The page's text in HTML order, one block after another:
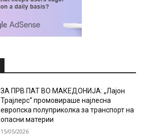
ЗА ПРВ ПАТ ВО МАКЕДОНИЈА: „Лајон
Трајлерс“ промовираше најлесна
европска полуприколка за транспорт на
опасни материи
15/05/2026